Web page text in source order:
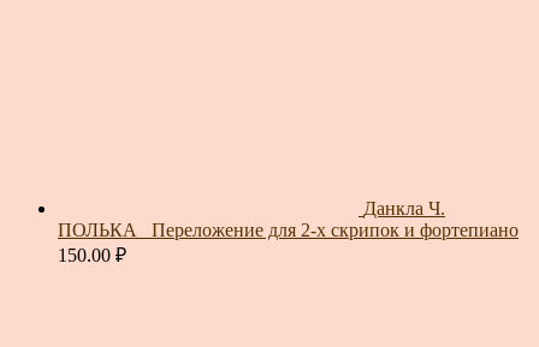
Данкла Ч.
ПОЛЬКА_ Переложение для 2-х скрипок и фортепиано
150.00 ₽